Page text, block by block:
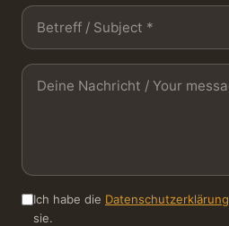
Ich habe die Datenschutzerklärung
sie.